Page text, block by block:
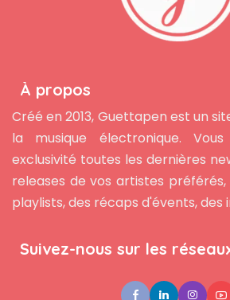
À propos
Créé en 2013, Guettapen est un
la musique électronique.
exclusivité toutes les dernières
releases de vos artistes préférés,
playlists, des récaps d'évents, des
Suivez-nous sur les